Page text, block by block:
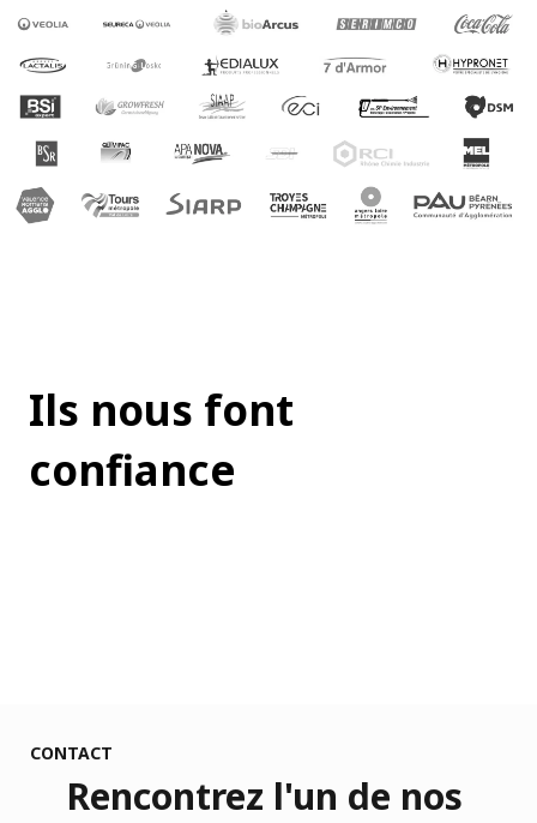
Ils nous font
confiance
CONTACT
Rencontrez l'un de nos